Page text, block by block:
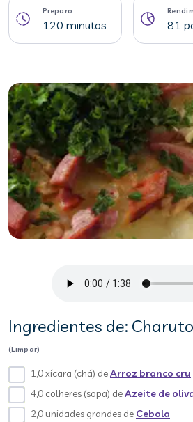
Preparo
120 minutos 81
Ingredientes de:
(Limpar)
1,0 xícara (chá) deArroz branco cru
4,0 colheres (sopa) deAzeite de
2,0 unidades grandes de Cebola